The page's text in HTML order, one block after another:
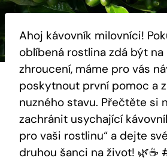
Ahoj kávovník milovníci!
oblíbená rostlina zdá být na
zhroucení, máme pro vás
poskytnout první pomoc a
nuzného stavu. Přečtěte si
zachránit usychající
pro vaši rostlinu“ a dejte
druhou šanci na život! 🌿☕